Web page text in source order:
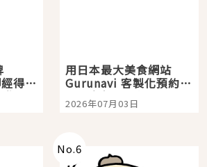
得起
五
用日本最大美食網站
Gurunavi 客製化預約九
大都市餐廳，打造專屬
美食體驗！
2026年07月03日
No.6